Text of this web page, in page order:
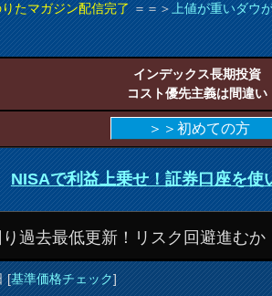
たマガジン配信完了＝＝＞上値が重いダウ
インデックス長期投資
コスト優先主義は間違い
＞＞初めての方
NISAで利益上乗せ！証券口座を使
過去最低更新！リスク回避進むか
[基準価格チェック]